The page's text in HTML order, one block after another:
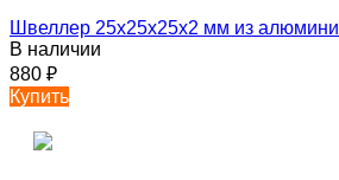
Швеллер 25х25х25х2 мм из
В наличии
880 ₽
Купить